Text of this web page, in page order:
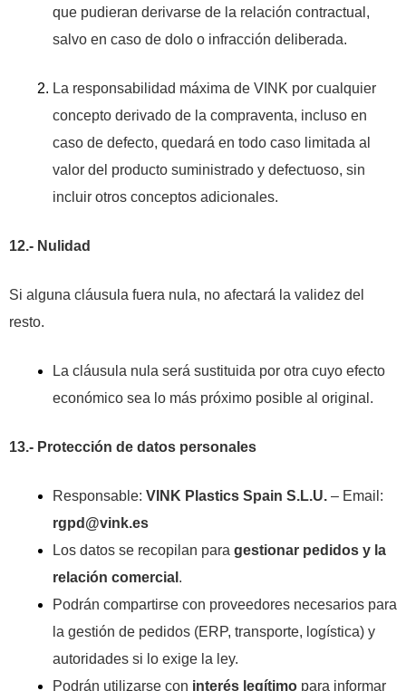
que pudieran derivarse de la relación contractual,
salvo en caso de dolo o infracción deliberada.
La responsabilidad máxima de VINK por cualquier
concepto derivado de la compraventa, incluso en
caso de defecto, quedará en todo caso limitada al
valor del producto suministrado y defectuoso, sin
incluir otros conceptos adicionales.
12.- Nulidad
Si alguna cláusula fuera nula, no afectará la validez del
resto.
La cláusula nula será sustituida por otra cuyo efecto
económico sea lo más próximo posible al original.
13.- Protección de datos personales
Responsable: VINK Plastics Spain S.L.U. – Email:
rgpd@vink.es
Los datos se recopilan para gestionar pedidos y la
relación comercial .
Podrán compartirse con proveedores necesarios para
la gestión de pedidos (ERP, transporte, logística) y
autoridades si lo exige la ley.
Podrán utilizarse con interés legítimo para informar